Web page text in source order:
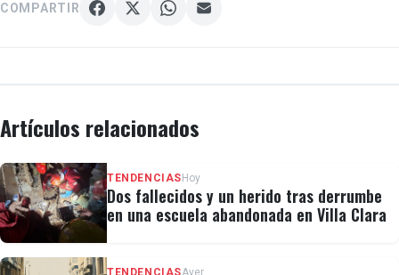
COMPARTIR
Artículos relacionados
TENDENCIAS Hoy
Dos fallecidos y un herido tras derrumbe
en una escuela abandonada en Villa Clara
TENDENCIASAyer